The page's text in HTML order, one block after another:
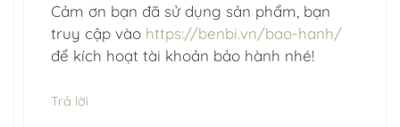
Cảm ơn bạn đã sử dụng sản phẩm, bạn
truy cập vào https://benbi.vn/bao-hanh/
để kích hoạt tài khoản bảo hành nhé!
Trả lời